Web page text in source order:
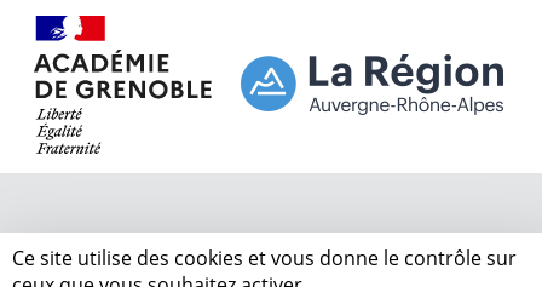
Ce site utilise des cookies et vous donne le contrôle sur